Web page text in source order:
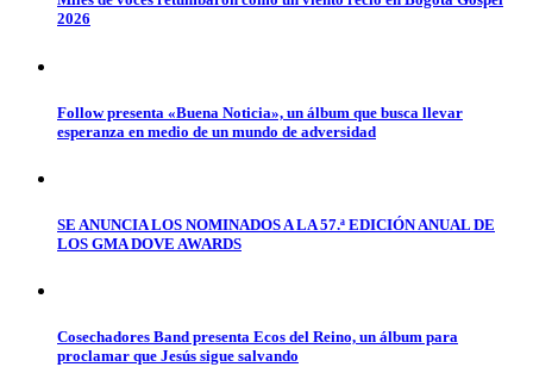
2026
Follow presenta «Buena Noticia», un álbum que busca llevar
esperanza en medio de un mundo de adversidad
SE ANUNCIA LOS NOMINADOS A LA 57.ª EDICIÓN ANUAL DE
LOS GMA DOVE AWARDS
Cosechadores Band presenta Ecos del Reino, un álbum para
proclamar que Jesús sigue salvando